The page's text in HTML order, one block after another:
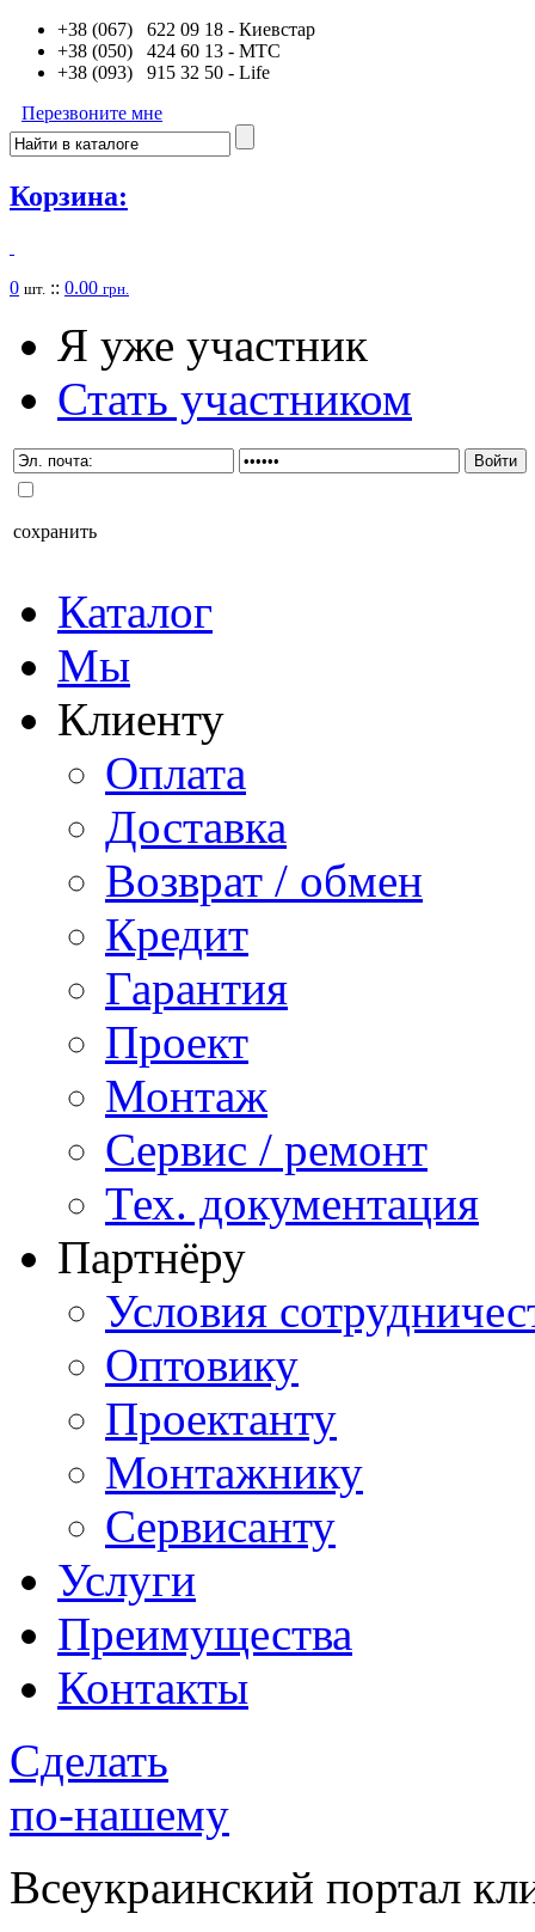
+38 (067) 622 09 18 - Киевстар
+38 (050) 424 60 13 - MTC
+38 (093) 915 32 50 - Life
Перезвоните мне
Корзина:
0 шт. :: 0.00 грн.
Я уже участник
Стать участником
сохранить
Каталог
Мы
Клиенту
Оплата
Доставка
Возврат / обмен
Кредит
Гарантия
Проект
Монтаж
Сервис / ремонт
Тех. документация
Партнёру
Условия
Оптовику
Проектанту
Монтажнику
Сервисанту
Услуги
Преимущества
Контакты
Сделать
по-нашему
Всеукраинский портал